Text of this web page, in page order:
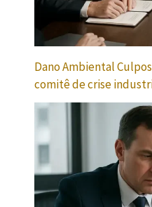
Dano Ambiental
comitê de crise